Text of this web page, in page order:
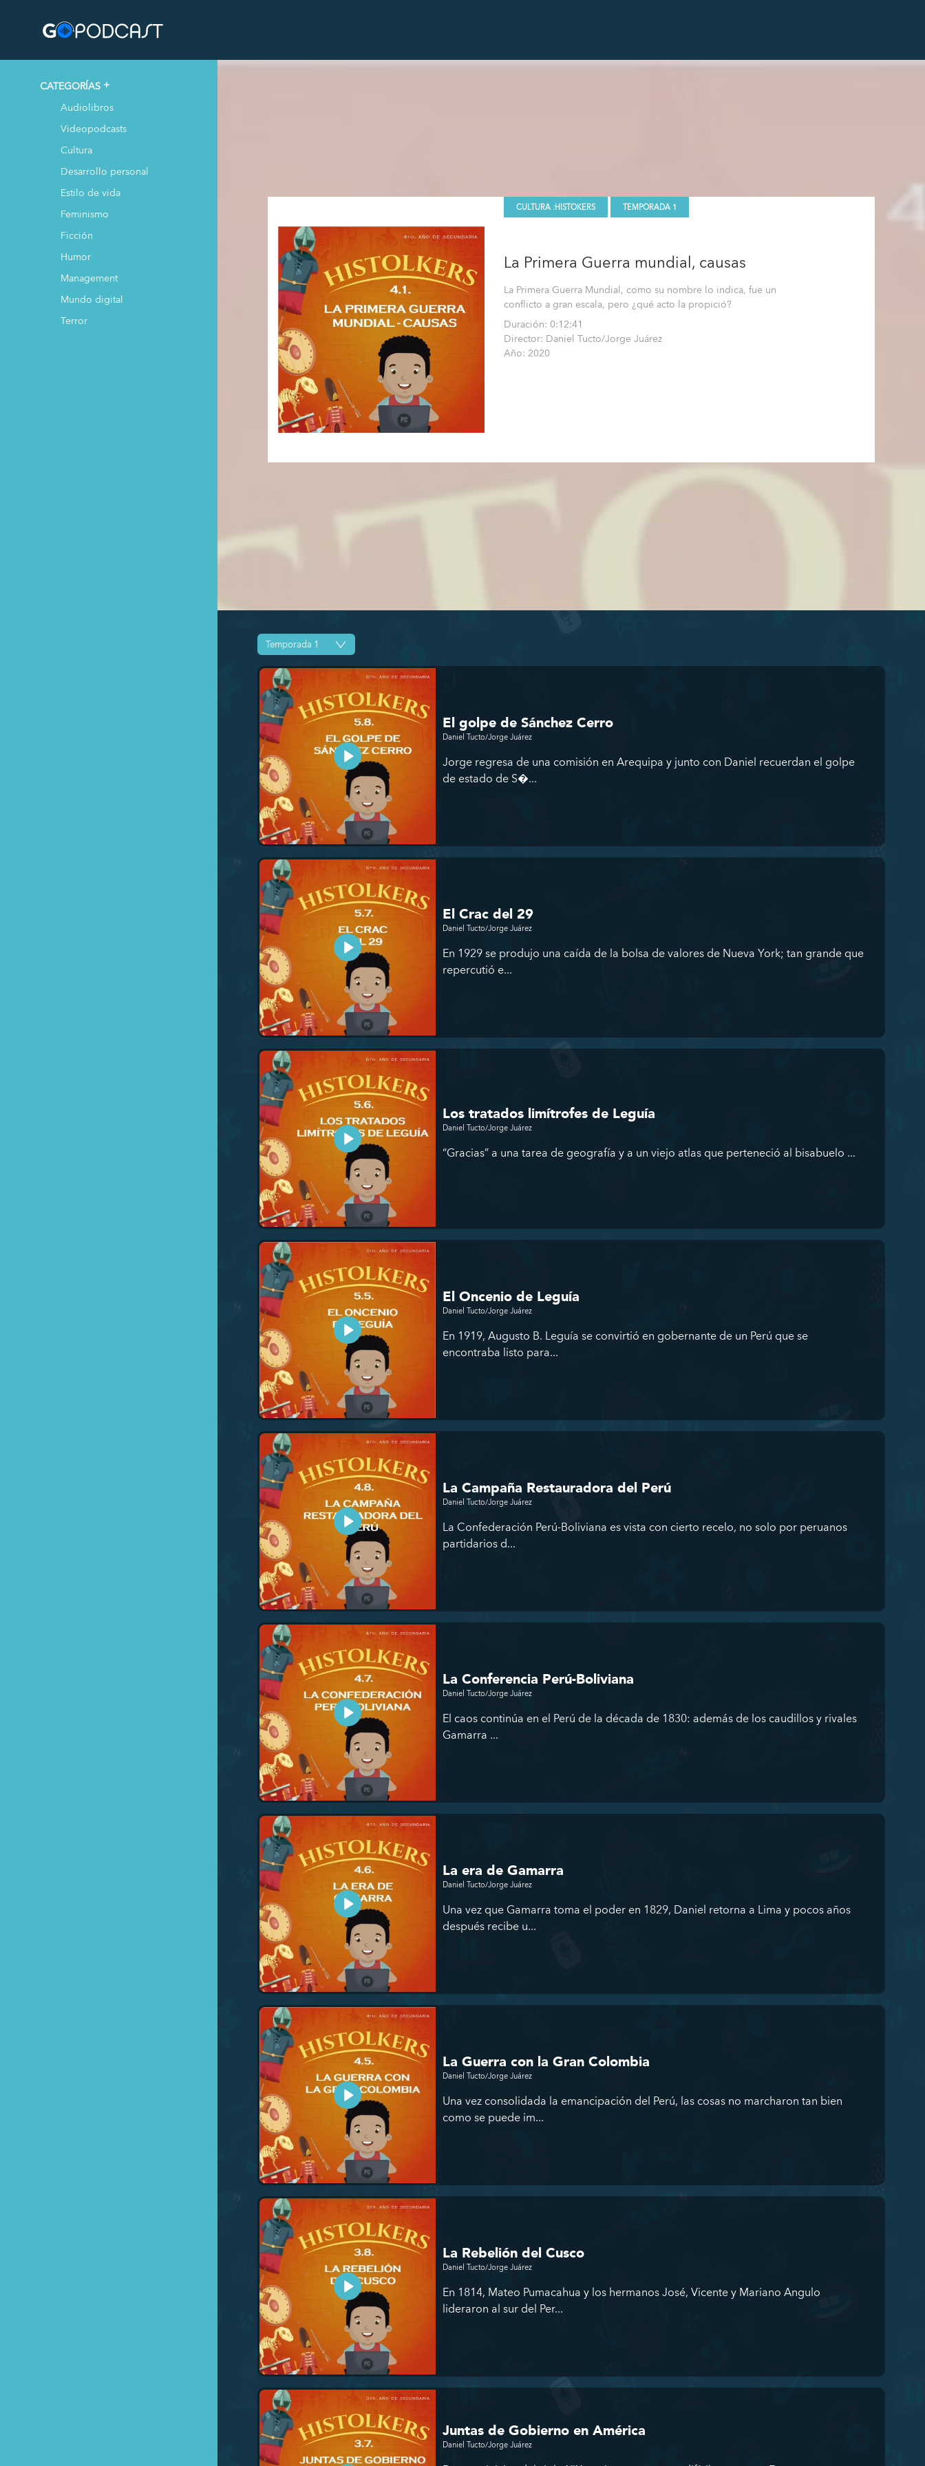
CATEGORÍAS
Audiolibros
Videopodcasts
Cultura
Desarrollo personal
Estilo de vida
Feminismo
Ficción
Humor
Management
Mundo digital
Terror
CULTURA :HISTOKERS TEMPORADA 1
La Primera Guerra mundial, causas
La Primera Guerra Mundial, como su nombre lo indica, fue un
conflicto a gran escala, pero ¿qué acto la propició?
Duración: 0:12:41
Director: Daniel Tucto/Jorge Juárez
Año: 2020
El golpe de Sánchez Cerro
Daniel Tucto/Jorge Juárez
Jorge regresa de una comisión en Arequipa y junto con Daniel recuerdan el golpe
de estado de S�...
El Crac del 29
Daniel Tucto/Jorge Juárez
En 1929 se produjo una caída de la bolsa de valores de Nueva York; tan grande que
repercutió e...
Los tratados limítrofes de Leguía
Daniel Tucto/Jorge Juárez
“Gracias” a una tarea de geografía y a un viejo atlas que perteneció al bisabuelo ...
El Oncenio de Leguía
Daniel Tucto/Jorge Juárez
En 1919, Augusto B. Leguía se convirtió en gobernante de un Perú que se
encontraba listo para...
La Campaña Restauradora del Perú
Daniel Tucto/Jorge Juárez
La Confederación Perú-Boliviana es vista con cierto recelo, no solo por peruanos
partidarios d...
La Conferencia Perú-Boliviana
Daniel Tucto/Jorge Juárez
El caos continúa en el Perú de la década de 1830: además de los caudillos y rivales
Gamarra ...
La era de Gamarra
Daniel Tucto/Jorge Juárez
Una vez que Gamarra toma el poder en 1829, Daniel retorna a Lima y pocos años
después recibe u...
La Guerra con la Gran Colombia
Daniel Tucto/Jorge Juárez
Una vez consolidada la emancipación del Perú, las cosas no marcharon tan bien
como se puede im...
La Rebelión del Cusco
Daniel Tucto/Jorge Juárez
En 1814, Mateo Pumacahua y los hermanos José, Vicente y Mariano Angulo
lideraron al sur del Per...
Juntas de Gobierno en América
Daniel Tucto/Jorge Juárez